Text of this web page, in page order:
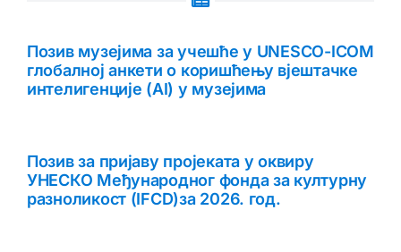
Позив музејима за учешће у UNESCO-ICOM
глобалној анкети о коришћењу вјештачке
интелигенције (AI) у музејима
Позив за пријаву пројеката у оквиру
УНЕСКО Међународног фонда за културну
разноликост (IFCD)за 2026. год.